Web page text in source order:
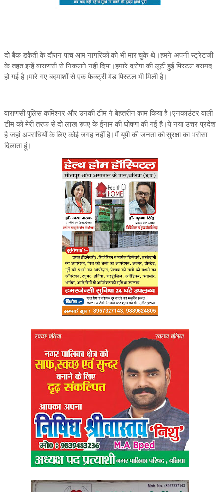
दो बैंक डकैती के दौरान पांच आम नागरिकों को भी मार चुके थे।हमने अपनी स्ट्रेटजी
के तहत इन्हें वाराणसी से निकलने नहीं दिया।हमारे दरोगा की लूटी हुई पिस्टल बरामद
हो गई है।मारे गए बदमाशों से एक फैक्ट्री मेड पिस्टल भी मिली है।
वाराणसी पुलिस कमिश्नर और उनकी टीम ने बेहतरीन काम किया है।एनकाउंटर वाली
टीम को मेरी तरफ से दो लाख रुपए के ईनाम की घोषणा की गई है।ये नया उत्तर प्रदेश
है जहां अपराधियों के लिए कोई जगह नहीं है।मैं यूपी की जनता को सुरक्षा का भरोसा
दिलाता हूं।